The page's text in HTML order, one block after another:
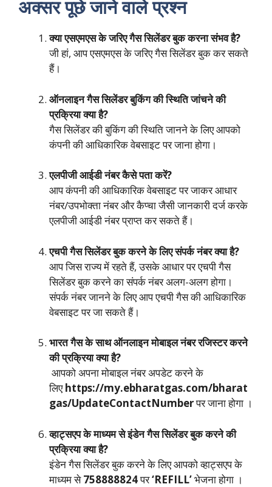
अक्सर पूछे जाने वाले प्रश्न
क्या एसएमएस के जरिए गैस सिलेंडर बुक करना संभव है?
जी हां, आप एसएमएस के जरिए गैस सिलेंडर बुक कर सकते
हैं।
ऑनलाइन गैस सिलेंडर बुकिंग की स्थिति जांचने की
प्रक्रिया क्या है?
गैस सिलेंडर की बुकिंग की स्थिति जानने के लिए आपको
कंपनी की आधिकारिक वेबसाइट पर जाना होगा।
एलपीजी आईडी नंबर कैसे पता करें?
आप कंपनी की आधिकारिक वेबसाइट पर जाकर आधार
नंबर/उपभोक्ता नंबर और कैप्चा जैसी जानकारी दर्ज करके
एलपीजी आईडी नंबर प्राप्त कर सकते हैं।
एचपी गैस सिलेंडर बुक करने के लिए संपर्क नंबर क्या है?
आप जिस राज्य में रहते हैं, उसके आधार पर एचपी गैस
सिलेंडर बुक करने का संपर्क नंबर अलग-अलग होगा।
संपर्क नंबर जानने के लिए आप एचपी गैस की आधिकारिक
वेबसाइट पर जा सकते हैं।
भारत गैस के साथ ऑनलाइन मोबाइल नंबर रजिस्टर करने
की प्रक्रिया क्या है?
आपको अपना मोबाइल नंबर अपडेट करने के
लिएhttps://my.ebharatgas.com/bharat
gas/UpdateContactNumberपर जाना होगा ।
व्हाट्सएप के माध्यम से इंडेन गैस सिलेंडर बुक करने की
प्रक्रिया क्या है?
इंडेन गैस सिलेंडर बुक करने के लिए आपको व्हाट्सएप के
माध्यम से758888824पर‘REFILL’भेजना होगा ।